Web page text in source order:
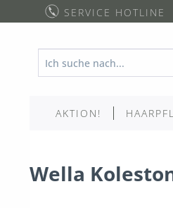
SERVICE HOTLINE
AKTION!
Wella